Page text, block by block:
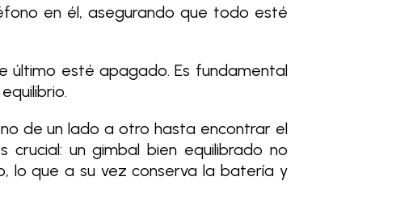
en él, asegurando que todo esté
último esté apagado. Es fundamental
de un lado a otro hasta encontrar el
un gimbal bien equilibrado no
lo que a su vez conserva la batería y